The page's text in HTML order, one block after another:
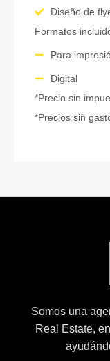
Diseño de
Formatos
Para
Digital
*Precio sin
*Precios sin
Somos una
Real Estate,